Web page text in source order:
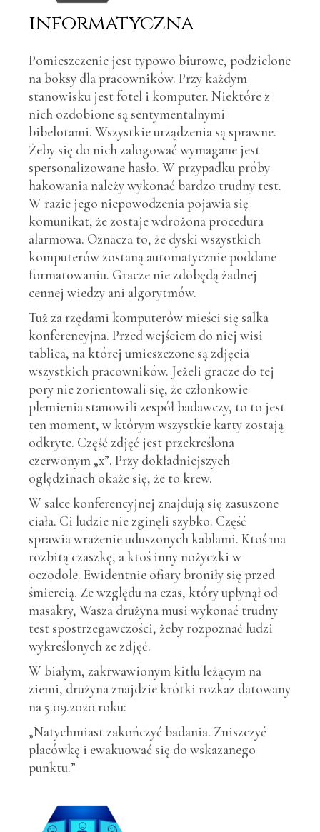
informatyczna
Pomieszczenie jest typowo biurowe, podzielone
na boksy dla pracowników. Przy każdym
stanowisku jest fotel i komputer. Niektóre z
nich ozdobione są sentymentalnymi
bibelotami. Wszystkie urządzenia są sprawne.
Żeby się do nich zalogować wymagane jest
spersonalizowane hasło. W przypadku próby
hakowania należy wykonać bardzo trudny test.
W razie jego niepowodzenia pojawia się
komunikat, że zostaje wdrożona procedura
alarmowa. Oznacza to, że dyski wszystkich
komputerów zostaną automatycznie poddane
formatowaniu. Gracze nie zdobędą żadnej
cennej wiedzy ani algorytmów.
Tuż za rzędami komputerów mieści się salka
konferencyjna. Przed wejściem do niej wisi
tablica, na której umieszczone są zdjęcia
wszystkich pracowników. Jeżeli gracze do tej
pory nie zorientowali się, że członkowie
plemienia stanowili zespół badawczy, to to jest
ten moment, w którym wszystkie karty zostają
odkryte. Część zdjęć jest przekreślona
czerwonym „x”. Przy dokładniejszych
oględzinach okaże się, że to krew.
W salce konferencyjnej znajdują się zasuszone
ciała. Ci ludzie nie zginęli szybko. Część
sprawia wrażenie uduszonych kablami. Ktoś ma
rozbitą czaszkę, a ktoś inny nożyczki w
oczodole. Ewidentnie ofiary broniły się przed
śmiercią. Ze względu na czas, który upłynął od
masakry, Wasza drużyna musi wykonać trudny
test spostrzegawczości, żeby rozpoznać ludzi
wykreślonych ze zdjęć.
W białym, zakrwawionym kitlu leżącym na
ziemi, drużyna znajdzie krótki rozkaz datowany
na 5.09.2020 roku:
„Natychmiast zakończyć badania. Zniszczyć
placówkę i ewakuować się do wskazanego
punktu.”